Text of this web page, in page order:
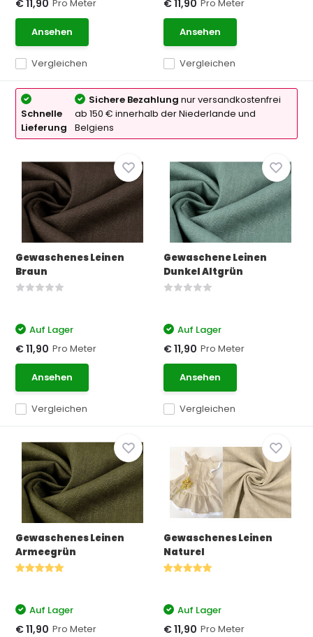
Vergleichen
€ 11,90 Pro Meter
Ansehen
Vergleichen
€ 11,90 Pro Meter
Ansehen
Schnelle
Lieferung
Sichere Bezahlung nur versandkostenfrei
ab 150 € innerhalb der Niederlande und
Belgiens
Gewaschenes Leinen
Braun
Vergleichen
Auf Lager
€ 11,90 Pro Meter
Ansehen
Gewaschene Leinen
Dunkel Altgrün
Vergleichen
Auf Lager
€ 11,90 Pro Meter
Ansehen
Gewaschenes Leinen
Armeegrün
Auf Lager
€ 11,90 Pro Meter
Gewaschenes Leinen
Naturel
Auf Lager
€ 11,90 Pro Meter